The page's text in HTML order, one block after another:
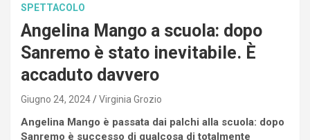
SPETTACOLO
Angelina Mango a scuola: dopo
Sanremo è stato inevitabile. È
accaduto davvero
Giugno 24, 2024 Virginia Grozio
Angelina Mango è passata dai palchi alla scuola: dopo
Sanremo è successo di qualcosa di totalmente